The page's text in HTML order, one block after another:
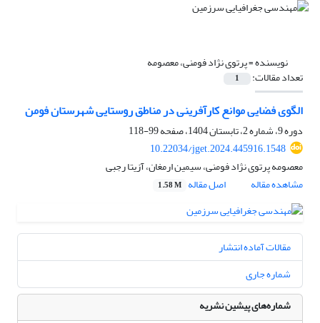
نویسنده =پرتوی نژاد فومنی، معصومه
تعداد مقالات: 1
الگوی فضایی موانع کارآفرینی در مناطق روستایی شهرستان فومن
دوره 9، شماره 2، تابستان 1404، صفحه
99-118
10.22034/jget.2024.445916.1548
معصومه پرتوی نژاد فومنی، سیمین ارمغان، آزیتا رجبی
مشاهده مقاله
اصل مقاله 1.58 M
مقالات آماده انتشار
شماره جاری
شماره‌های پیشین نشریه